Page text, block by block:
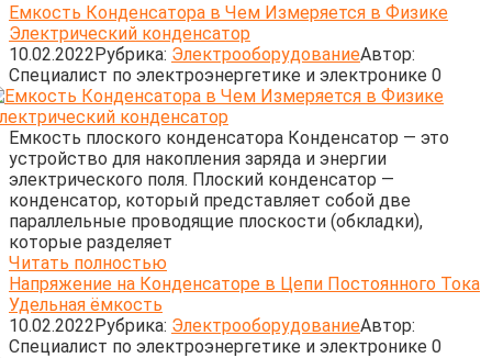
Емкость Конденсатора в Чем Измеряется в Физике
Электрический конденсатор
10.02.2022Рубрика: ЭлектрооборудованиеАвтор:
Cпециалист по электроэнергетике и электронике 0
Емкость плоского конденсатора Конденсатор — это
устройство для накопления заряда и энергии
электрического поля. Плоский конденсатор —
конденсатор, который представляет собой две
параллельные проводящие плоскости (обкладки),
которые разделяет
Читать полностью
Напряжение на Конденсаторе в Цепи Постоянного Тока
Удельная ёмкость
10.02.2022Рубрика: ЭлектрооборудованиеАвтор:
Cпециалист по электроэнергетике и электронике 0